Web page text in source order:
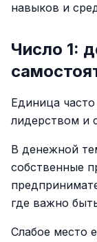
навыков и
Число 1:
Единица
лидерством и
В денежной
собственные
где важно
Слабое место